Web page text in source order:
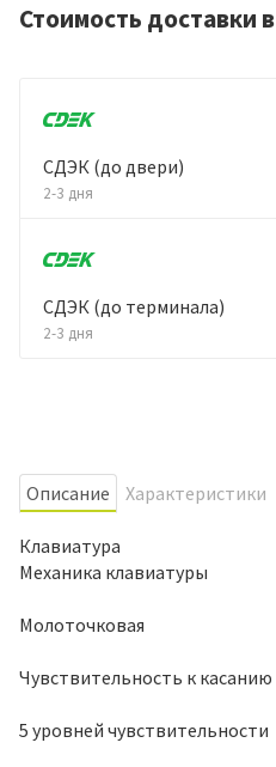
Стоимость доставки в
СДЭК (до двери)
2-3 дня
СДЭК (до терминала)
2-3 дня
Oписание Характеристики
Клавиатура
Механика клавиатуры
Молоточковая
Чувствительность к касанию
5 уровней чувствительности